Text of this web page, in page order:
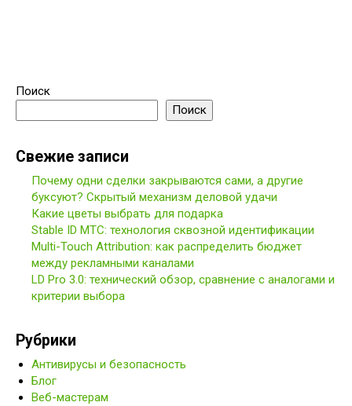
Поиск
Поиск
Свежие записи
Почему одни сделки закрываются сами, а другие
буксуют? Скрытый механизм деловой удачи
Какие цветы выбрать для подарка
Stable ID МТС: технология сквозной идентификации
Multi-Touch Attribution: как распределить бюджет
между рекламными каналами
LD Pro 3.0: технический обзор, сравнение с аналогами и
критерии выбора
Рубрики
Антивирусы и безопасность
Блог
Веб-мастерам